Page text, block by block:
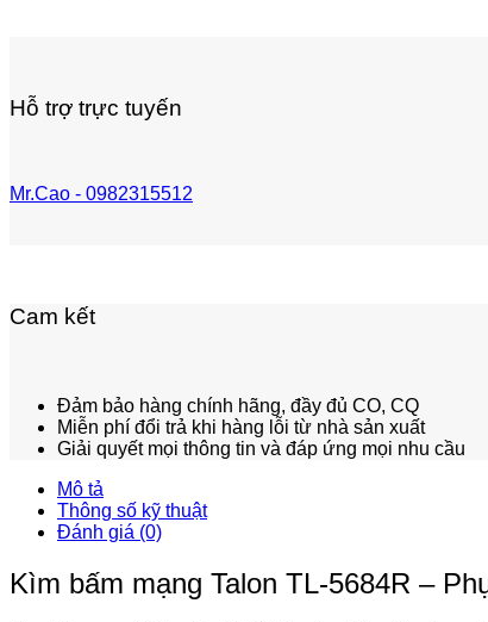
Hỗ trợ trực tuyến
Mr.Cao - 0982315512
Cam kết
Đảm bảo hàng chính hãng, đầy đủ CO, CQ
Miễn phí đổi trả khi hàng lỗi từ nhà sản xuất
Giải quyết mọi thông tin và đáp ứng mọi nhu cầu
Mô tả
Thông số kỹ thuật
Đánh giá (0)
Kìm bấm mạng Talon TL-5684R –